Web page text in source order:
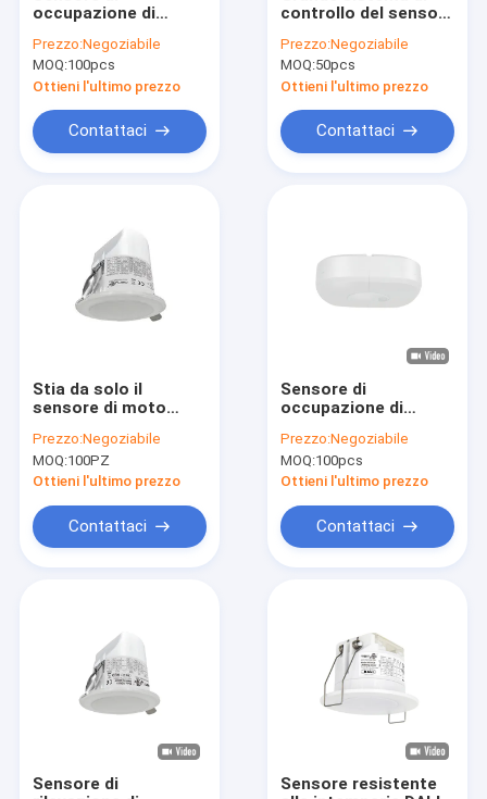
occupazione di
MSA016S RC con
area stretta di
rilevazione di 10×4m
Prezzo:Negoziabile
MOQ:100pcs
Ottieni l'ultimo prezzo
Contattaci
controllo del sensore
del fascio IP20
24GHz ZigBee Tuya
Prezzo:Negoziabile
MOQ:50pcs
Ottieni l'ultimo prezzo
Contattaci
Stia da solo il
sensore di moto
con la raccolta di
luce del giorno
Prezzo:Negoziabile
MOQ:100PZ
Ottieni l'ultimo prezzo
Contattaci
Sensore di
occupazione di
MSA016S RC con
area stretta di
rilevazione di 10×4m
Prezzo:Negoziabile
MOQ:100pcs
Ottieni l'ultimo prezzo
Contattaci
Sensore di
Sensore resistente